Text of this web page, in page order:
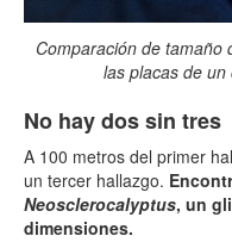
Comparación de tamaño
las placas de
No hay dos sin tres
A 100 metros del primer
un tercer hallazgo.
Neosclerocalyptus, un
dimensiones.